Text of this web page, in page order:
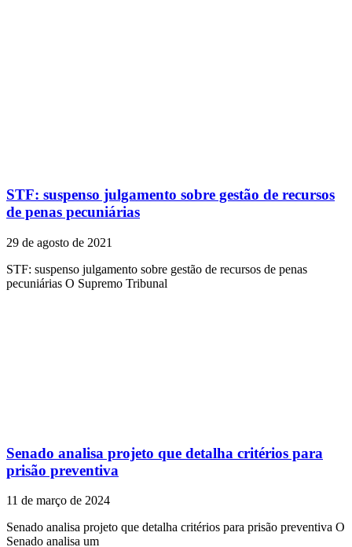
STF: suspenso julgamento sobre gestão de recursos
de penas pecuniárias
29 de agosto de 2021
STF: suspenso julgamento sobre gestão de recursos de penas
pecuniárias O Supremo Tribunal
Senado analisa projeto que detalha critérios para
prisão preventiva
11 de março de 2024
Senado analisa projeto que detalha critérios para prisão preventiva O
Senado analisa um